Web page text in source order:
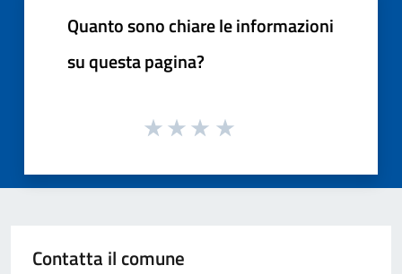
Quanto sono chiare le informazioni
su questa pagina?
Contatta il comune